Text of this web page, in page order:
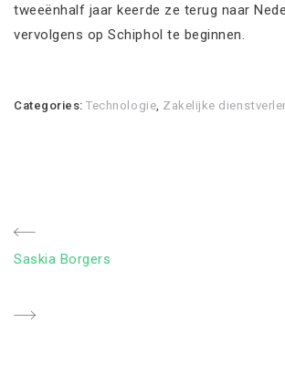
tweeënhalf jaar keerde ze terug naar
vervolgens op Schiphol te beginnen.
Categories:Technologie, Zakelijke
Bericht
Previous
Saskia Borgers